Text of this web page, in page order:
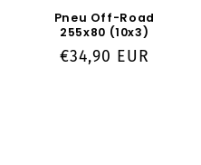
Pneu Off-Road
255x80 (10x3)
Prix
€34,90 EUR